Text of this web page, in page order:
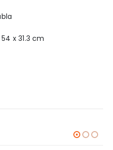
x 31.3 cm